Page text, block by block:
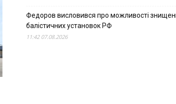
Федоров висловився про можливості
балістичних установок РФ
11:42 07.08.2026